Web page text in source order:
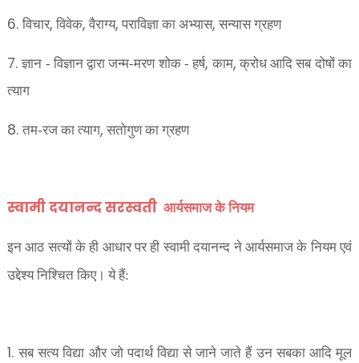
6. विचार, विवेक, वैराग्य, पराविज्ञा का अभ्यास, सन्यास ग्रहण
7.ज्ञान - विज्ञान द्वारा जन्म-मरण शोक - हर्ष, काम, क्रोध आदि सब दोषों का
त्याग
8. तम-रज का त्याग, सतोगुण का ग्रहण
स्वामी दयानन्द सरस्वती आर्यसमाज के नियम
इन आठ सत्यों के ही आधार पर ही स्वामी दयानन्द ने आर्यसमाज के नियम एवं
उद्देश्य निश्चित किए। ये हैं:
1.सब सत्य विद्या और जो पदार्थ विद्या से जाने जाते हैं उन सबका आदि मूल